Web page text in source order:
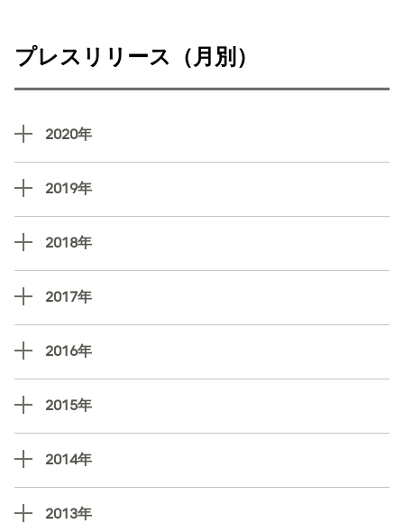
プレスリリース（月別）
2020年
2019年
2018年
2017年
2016年
2015年
2014年
2013年